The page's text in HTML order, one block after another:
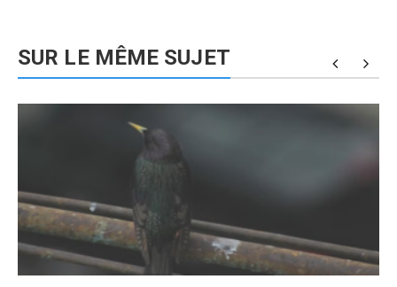
SUR LE MÊME SUJET